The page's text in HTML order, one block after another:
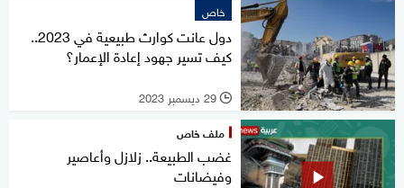
خاص
دول عانت كوارث طبيعية في 2023..
كيف تسير جهود إعادة الإعمار؟
l 29 ديسمبر 2023
ملف خاص
غضب الطبيعة.. زلازل وأعاصير
وفيضانات